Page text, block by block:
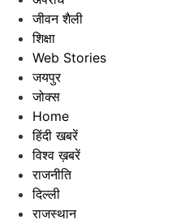
जीवन शैली
शिक्षा
Web Stories
जयपुर
जोक्स
Home
हिंदी खबरें
विश्व ख़बरें
राजनीति
दिल्ली
राजस्थान